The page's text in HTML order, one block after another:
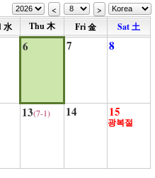
<
>
水 Thu 木 Fri 金 Sat 土
6 7 8
13(7-1) 14 15
광복절